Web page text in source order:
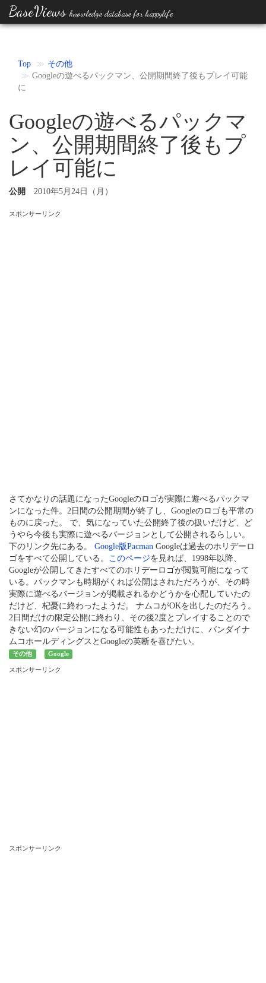
BaseViews knowledge database for happylife
Top
その他
Googleの遊べるパックマン、公開期間終了後もプレイ可能
に
Googleの遊べるパックマ
ン、公開期間終了後もプ
レイ可能に
公開 2010年5月24日（月）
スポンサーリンク
さてかなりの話題になったGoogleのロゴが実際に遊べるパックマ
ンになった件。2日間の公開期間が終了し、Googleのロゴも平常の
ものに戻った。 で、気になっていた公開終了後の扱いだけど、ど
うやら今後も実際に遊べるバージョンとして公開されるらしい。
下のリンク先にある。 Google版Pacman Googleは過去のホリデーロ
ゴをすべて公開している。 このページを見れば、1998年以降、
Googleが公開してきたすべてのホリデーロゴが閲覧可能になって
いる。パックマンも時期がくれば公開はされただろうが、その時
実際に遊べるバージョンが掲載されるかどうかを心配していたの
だけど、杞憂に終わったようだ。 ナムコがOKを出したのだろう。
2日間だけの限定公開に終わり、その後2度とプレイすることので
きない幻のバージョンになる可能性もあっただけに、バンダイナ
ムコホールディングスとGoogleの英断を喜びたい。
その他 Google
スポンサーリンク
スポンサーリンク